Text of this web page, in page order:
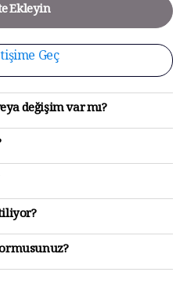
Ekleyin
Geç
değişim var mı?